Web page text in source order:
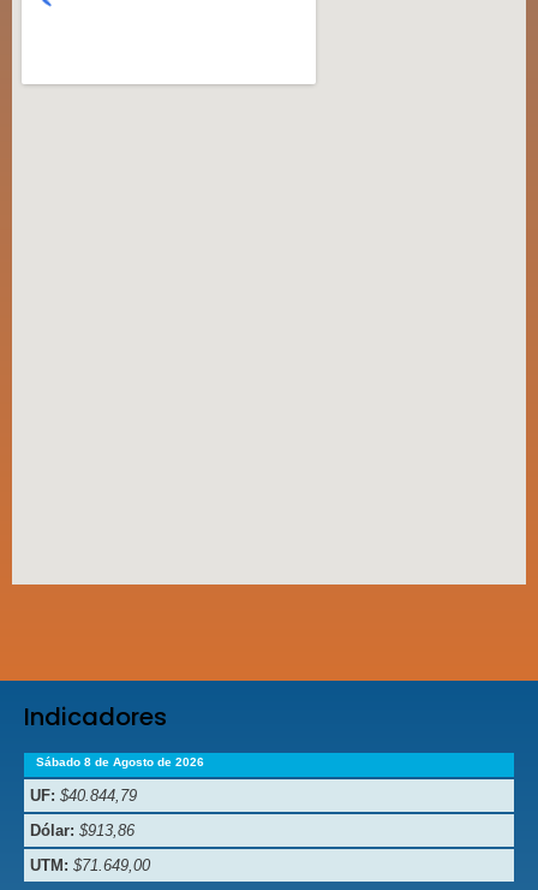
Indicadores
Sábado 8 de Agosto de 2026
UF: $40.844,79
Dólar: $913,86
UTM: $71.649,00